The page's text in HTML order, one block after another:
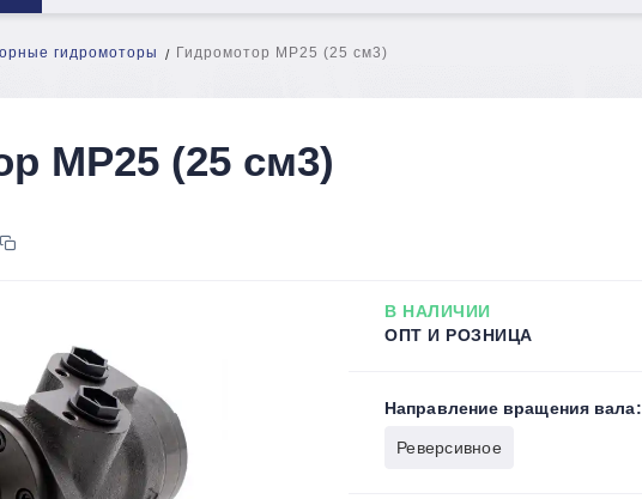
гидромоторы Гидромотор MP25 (25 см3)
MP25 (25 см3)
В НАЛИЧИИ
ОПТ И РОЗНИЦА
Направление вращения вала:
Реверсивное